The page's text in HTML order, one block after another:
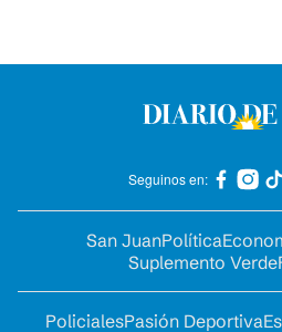
Seguinos en:
San JuanPolítica
Suplemento Verde
PolicialesPasión Deportiva